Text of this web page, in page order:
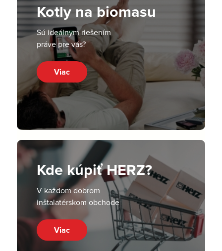
Kotly na biomasu
Sú ideálnym riešením
práve pre vás?
Viac
Kde kúpiť HERZ?
V každom dobrom
inštalatérskom obchode
Viac